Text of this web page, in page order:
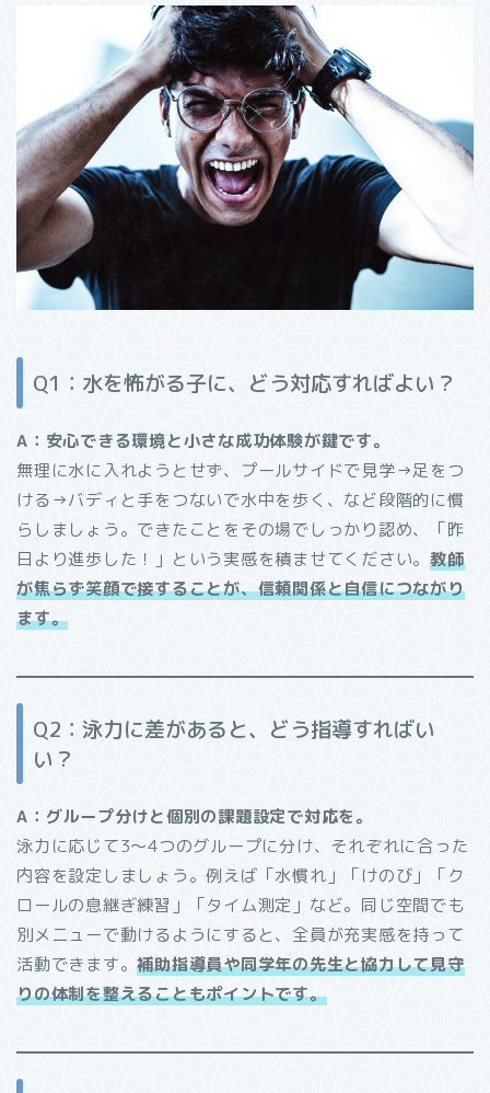
Q1：水を怖がる子に、どう対応すればよい？
A：安心できる環境と小さな成功体験が鍵です。
無理に水に入れようとせず、プールサイドで見学→足をつ
ける→バディと手をつないで水中を歩く、など段階的に慣
らしましょう。できたことをその場でしっかり認め、「昨
日より進歩した！」という実感を積ませてください。教師
が焦らず笑顔で接することが、信頼関係と自信につながり
ます。
Q2：泳力に差があると、どう指導すればい
い？
A：グループ分けと個別の課題設定で対応を。
泳力に応じて3〜4つのグループに分け、それぞれに合った
内容を設定しましょう。例えば「水慣れ」「けのび」「ク
ロールの息継ぎ練習」「タイム測定」など。同じ空間でも
別メニューで動けるようにすると、全員が充実感を持って
活動できます。補助指導員や同学年の先生と協力して見守
りの体制を整えることもポイントです。